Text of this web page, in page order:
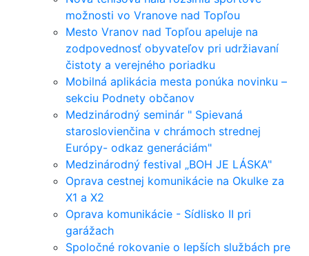
možnosti vo Vranove nad Topľou
Mesto Vranov nad Topľou apeluje na
zodpovednosť obyvateľov pri udržiavaní
čistoty a verejného poriadku
Mobilná aplikácia mesta ponúka novinku –
sekciu Podnety občanov
Medzinárodný seminár " Spievaná
staroslovienčina v chrámoch strednej
Európy- odkaz generáciám"
Medzinárodný festival „BOH JE LÁSKA"
Oprava cestnej komunikácie na Okulke za
X1 a X2
Oprava komunikácie - Sídlisko II pri
garážach
Spoločné rokovanie o lepších službách pre